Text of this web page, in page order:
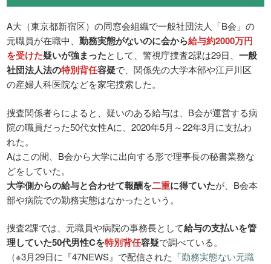
A大（東京都新宿区）の同窓会組織で一般社団法人「B会」の
元職員が在職中、勤務実態がないのに会から給与約2000万円
を受けた疑いが強まったとして、警視庁捜査2課は29日、一般
社団法人法の特別背任容疑で、関係先の大学本部や江戸川区
の産婦人科医院などを家宅捜索した。
捜査関係者らによると、疑いのある給与は、B会が運営する病
院の職員だった50代女性Aに、2020年5月～22年3月に支払わ
れた。
Aはこの間、B会から大学に出向する形で理事長の秘書業務な
どをしていた。
大学側からの給与と合わせて報酬を二重に得ていたが、B会本
部や病院での勤務実態はなかったという。
捜査2課では、元職員や病院の事務長として給与の支払いを管
理していた50代男性Cを特別背任容疑で調べている。
（※3月29日に『47NEWS』で配信された「勤務実態ない元職